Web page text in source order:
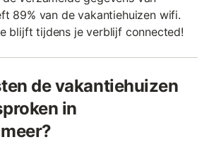
89% van de vakantiehuizen wifi.
blijft tijdens je verblijf connected!
de vakantiehuizen
in